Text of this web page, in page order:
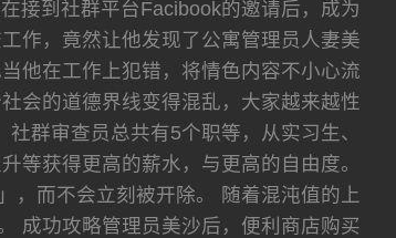
接到社群平台Facibook的邀请后，成为
作，竟然让他发现了公寓管理员人妻美
他在工作上犯错，将情色内容不小心流
会的道德界线变得混乱，大家越来越性
群审查员总共有5个职等，从实习生、
等获得更高的薪水，与更高的自由度。
，而不会立刻被开除。 随着混沌值的上
成功攻略管理员美沙后，便利商店购买